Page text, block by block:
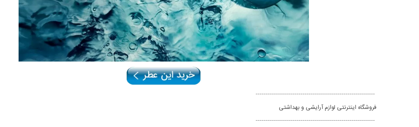
-------------------------------------------------------------
فروشگاه اینترنتی لوازم آرایشی و بهداشتی
-------------------------------------------------------------